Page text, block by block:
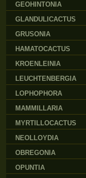
GEOHINTONIA
GLANDULICACTUS
GRUSONIA
HAMATOCACTUS
KROENLEINIA
LEUCHTENBERGIA
LOPHOPHORA
MAMMILLARIA
MYRTILLOCACTUS
NEOLLOYDIA
OBREGONIA
OPUNTIA